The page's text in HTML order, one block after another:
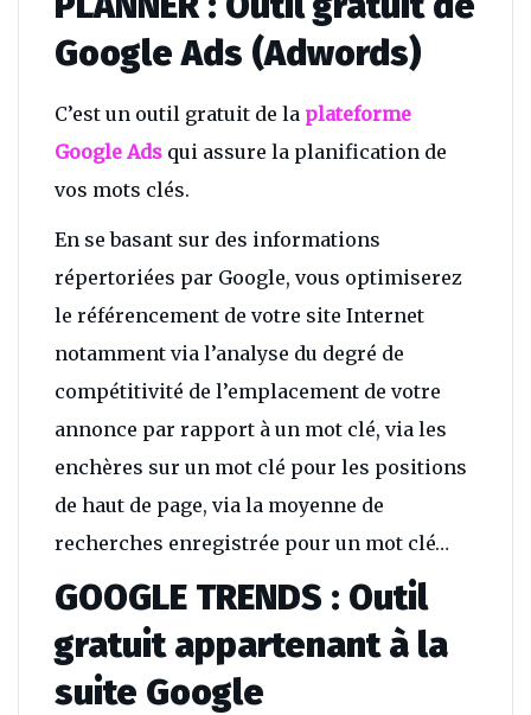
Google Ads (Adwords)
C’est un outil gratuit de la plateforme
Google Ads qui assure la planification de
vos mots clés.
En se basant sur des informations
répertoriées par Google, vous optimiserez
le référencement de votre site Internet
notamment via l’analyse du degré de
compétitivité de l’emplacement de votre
annonce par rapport à un mot clé, via les
enchères sur un mot clé pour les positions
de haut de page, via la moyenne de
recherches enregistrée pour un mot clé…
GOOGLE TRENDS : Outil
gratuit appartenant à la
suite Google